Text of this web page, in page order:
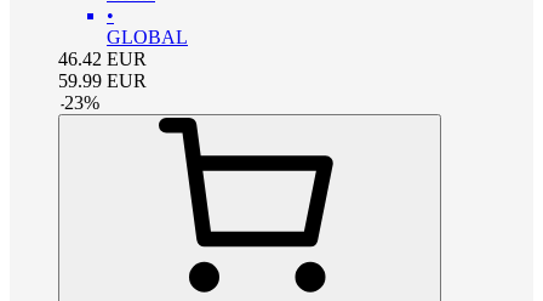
•
GLOBAL
46.42 EUR
59.99 EUR
-23%